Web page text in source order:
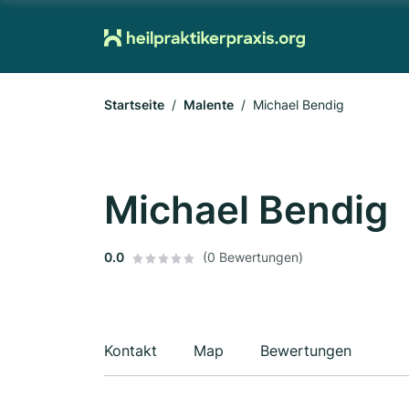
Startseite Malente Michael Bendig
Michael Bendig
0.0 (0 Bewertungen)
Kontakt Map Bewertungen